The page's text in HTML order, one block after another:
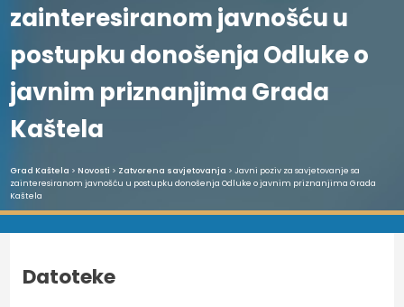
zainteresiranom javnošću u
postupku donošenja Odluke o
javnim priznanjima Grada
Kaštela
Grad Kaštela > Novosti > Zatvorena savjetovanja > Javni poziv za savjetovanje sa
zainteresiranom javnošću u postupku donošenja Odluke o javnim priznanjima Grada
Kaštela
Datoteke